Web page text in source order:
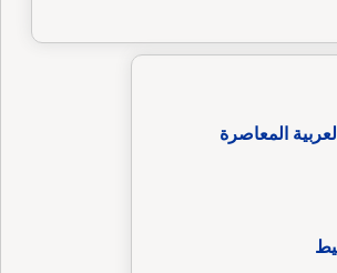
المعاصرة